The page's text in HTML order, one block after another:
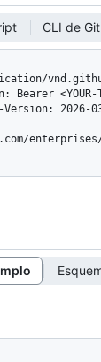
CLI de
enterprises/